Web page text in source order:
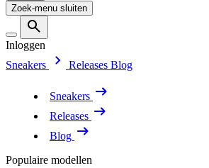
Zoek-menu sluiten
Inloggen
Sneakers
Releases Blog
Sneakers
Releases
Blog
Populaire modellen